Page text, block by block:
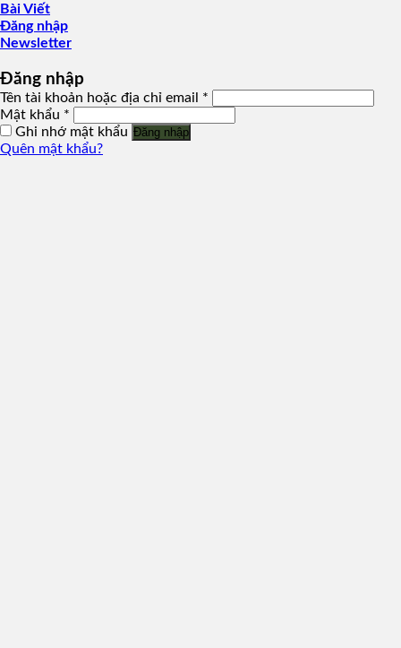
Bài Viết
Đăng nhập
Newsletter
Đăng nhập
Tên tài khoản hoặc địa chỉ email *
Mật khẩu *
Ghi nhớ mật khẩu Đăng nhập
Quên mật khẩu?